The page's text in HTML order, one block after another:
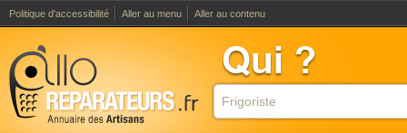
Politique d'accessibilité Aller au menu Aller au contenu